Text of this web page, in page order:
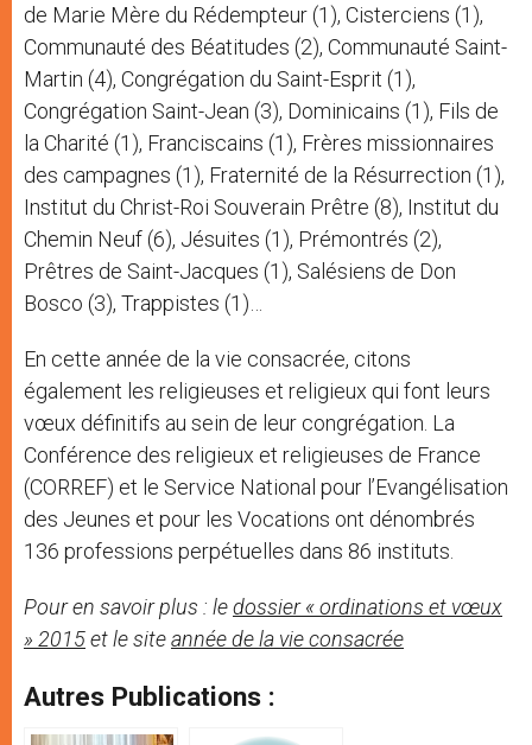
de Marie Mère du Rédempteur (1), Cisterciens (1),
Communauté des Béatitudes (2), Communauté Saint-
Martin (4), Congrégation du Saint-Esprit (1),
Congrégation Saint-Jean (3), Dominicains (1), Fils de
la Charité (1), Franciscains (1), Frères missionnaires
des campagnes (1), Fraternité de la Résurrection (1),
Institut du Christ-Roi Souverain Prêtre (8), Institut du
Chemin Neuf (6), Jésuites (1), Prémontrés (2),
Prêtres de Saint-Jacques (1), Salésiens de Don
Bosco (3), Trappistes (1)…
En cette année de la vie consacrée, citons
également les religieuses et religieux qui font leurs
vœux définitifs au sein de leur congrégation. La
Conférence des religieux et religieuses de France
(CORREF) et le Service National pour l’Evangélisation
des Jeunes et pour les Vocations ont dénombrés
136 professions perpétuelles dans 86 instituts.
Pour en savoir plus : ledossier « ordinations et vœux
» 2015et le siteannée de la vie consacrée
Autres Publications :